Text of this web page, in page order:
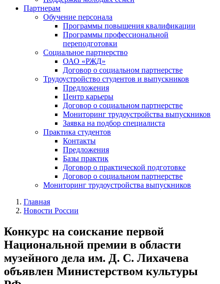
Партнерам
Обучение персонала
Программы повышения квалификации
Программы профессиональной
переподготовки
Социальное партнерство
ОАО «РЖД»
Договор о социальном партнерстве
Трудоустройство студентов и выпускников
Предложения
Центр карьеры
Договор о социальном партнерстве
Мониторинг трудоустройства выпускников
Заявка на подбор специалиста
Практика студентов
Контакты
Предложения
Базы практик
Договор о практической подготовке
Договор о социальном партнерстве
Мониторинг трудоустройства выпускников
Главная
Новости России
Конкурс на соискание первой
Национальной премии в области
музейного дела им. Д. С. Лихачева
объявлен Министерством культуры